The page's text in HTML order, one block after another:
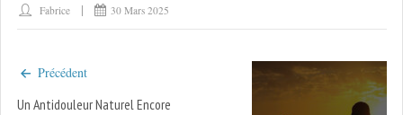
Fabrice 30 Mars 2025
Précédent
Un Antidouleur Naturel Encore